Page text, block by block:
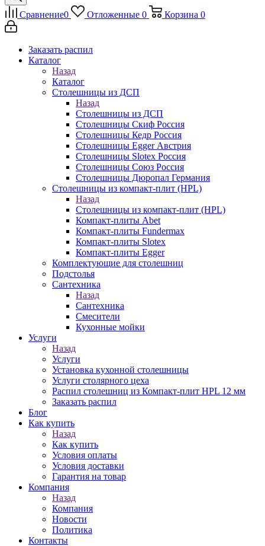
Сравнение0 Отложенные 0 Корзина 0
Заказать распил
Каталог
Назад
Каталог
Столешницы из ДСП
Назад
Столешницы из ДСП
Столешницы Скиф Россия
Столешницы Кедр Россия
Столешницы Egger Австрия
Столешницы Slotex Россия
Столешницы Союз Россия
Столешницы Дюропал Германия
Столешницы из компакт-плит (HPL)
Назад
Столешницы из компакт-плит (HPL)
Компакт-плиты Abet
Компакт-плиты Fundermax
Компакт-плиты Slotex
Компакт-плиты Egger
Комплектующие для столешниц
Подстолья
Сантехника
Назад
Сантехника
Смесители
Кухонные мойки
Услуги
Назад
Услуги
Установка кухонной столешницы
Услуги столярного цеха
Распил столешниц из Компакт-плит HPL 12 мм
Заказать распил
Блог
Как купить
Назад
Как купить
Условия оплаты
Условия доставки
Гарантия на товар
Компания
Назад
Компания
Новости
Политика
Контакты